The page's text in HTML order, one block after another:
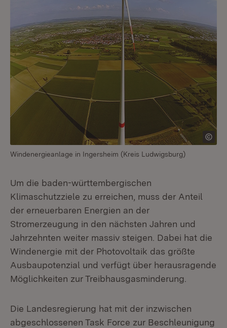
Windenergieanlage in Ingersheim (Kreis Ludwigsburg)
Um die baden-württembergischen
Klimaschutzziele zu erreichen, muss der Anteil
der erneuerbaren Energien an der
Stromerzeugung in den nächsten Jahren und
Jahrzehnten weiter massiv steigen. Dabei hat die
Windenergie mit der Photovoltaik das größte
Ausbaupotenzial und verfügt über herausragende
Möglichkeiten zur Treibhausgasminderung.
Die Landesregierung hat mit der inzwischen
abgeschlossenen Task Force zur Beschleunigung